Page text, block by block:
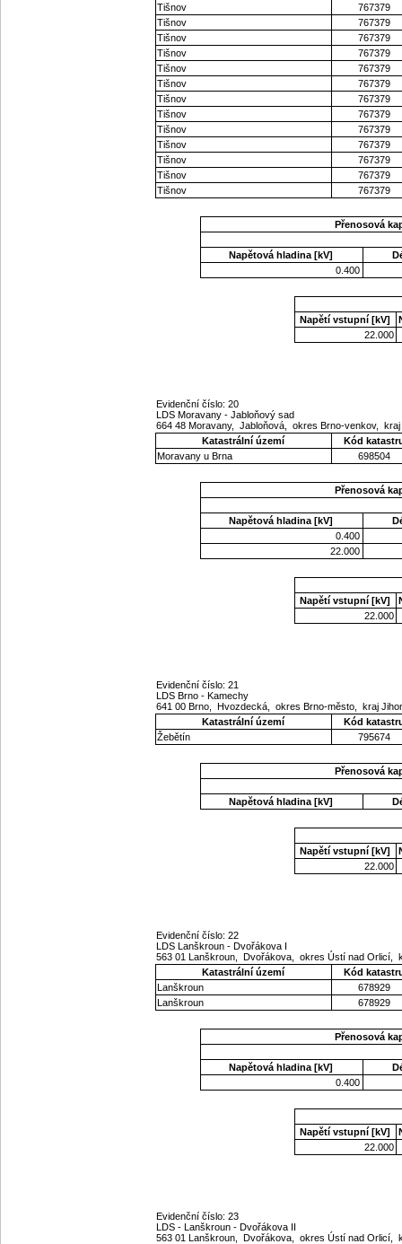
Tišnov
767379
Tišnov
767379
Tišnov
767379
Tišnov
767379
Tišnov
767379
Tišnov
767379
Tišnov
767379
Tišnov
767379
Tišnov
767379
Tišnov
767379
Tišnov
767379
Tišnov
767379
Tišnov
767379
Přenosová
Napětová hladina [kV]
0.400
Napětí vstupní [kV]
22.000
Evidenční číslo: 20
LDS Moravany - Jabloňový sad
664 48 Moravany, Jabloňová, okres Brno-venkov,
Katastrální území
Kód
Moravany u Brna
698504
Přenosová
Napětová hladina [kV]
0.400
22.000
Napětí vstupní [kV]
22.000
Evidenční číslo: 21
LDS Brno - Kamechy
641 00 Brno, Hvozdecká, okres Brno-město, kraj
Katastrální území
Kód
Žebětín
795674
Přenosová
Napětová hladina [kV]
Napětí vstupní [kV]
22.000
Evidenční číslo: 22
LDS Lanškroun - Dvořákova I
563 01 Lanškroun, Dvořákova, okres Ústí nad Orlicí,
Katastrální území
Kód
Lanškroun
678929
Lanškroun
678929
Přenosová
Napětová hladina [kV]
0.400
Napětí vstupní [kV]
22.000
Evidenční číslo: 23
LDS - Lanškroun - Dvořákova II
563 01 Lanškroun, Dvořákova, okres Ústí nad Orlicí,